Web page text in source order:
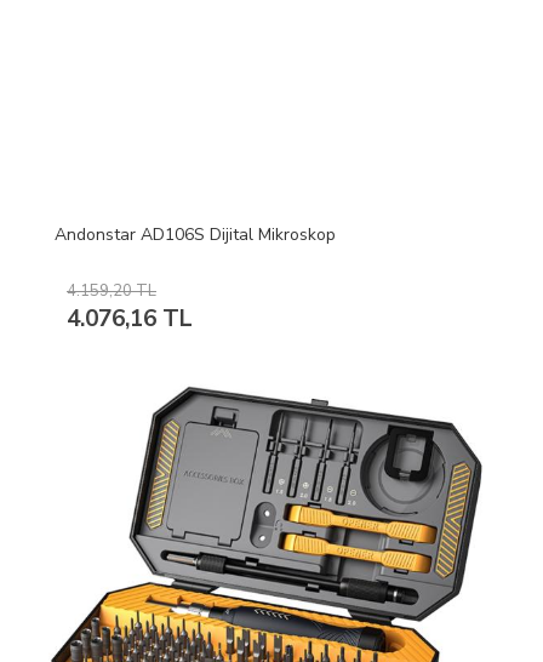
Andonstar AD106S Dijital Mikroskop
4.159,20 TL
4.076,16 TL